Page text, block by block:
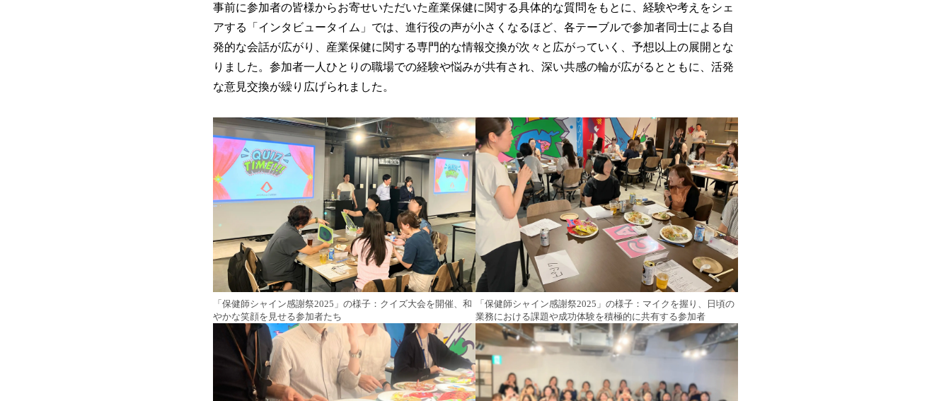
事前に参加者の皆様からお寄せいただいた産業保健に関する具体的な質問をもとに、経験や考えをシェ
アする「インタビュータイム」では、進行役の声が小さくなるほど、各テーブルで参加者同士による自
発的な会話が広がり、産業保健に関する専門的な情報交換が次々と広がっていく、予想以上の展開とな
りました。参加者一人ひとりの職場での経験や悩みが共有され、深い共感の輪が広がるとともに、活発
な意見交換が繰り広げられました。
「保健師シャイン感謝祭2025」の様子：クイズ大会を開催、和
やかな笑顔を見せる参加者たち
「保健師シャイン感謝祭2025」の様子：マイクを握り、日頃の
業務における課題や成功体験を積極的に共有する参加者